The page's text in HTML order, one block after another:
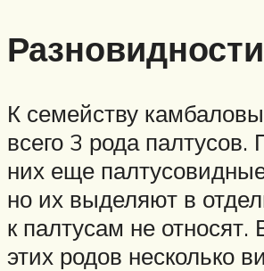
Разновидности
К семейству
всего 3 рода палтусов.
них еще
но их выделяют в
к палтусам не
этих родов несколько